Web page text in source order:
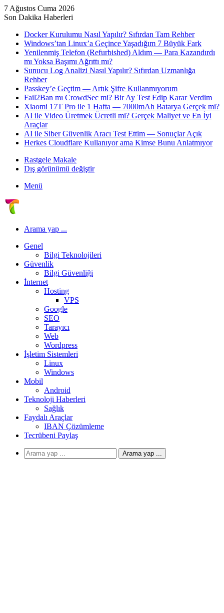
7 Ağustos Cuma 2026
Son Dakika Haberleri
Docker Kurulumu Nasıl Yapılır? Sıfırdan Tam Rehber
Windows’tan Linux’a Geçince Yaşadığım 7 Büyük Fark
Yenilenmiş Telefon (Refurbished) Aldım — Para Kazandırdı
mı Yoksa Başımı Ağrıttı mı?
Sunucu Log Analizi Nasıl Yapılır? Sıfırdan Uzmanlığa
Rehber
Passkey’e Geçtim — Artık Şifre Kullanmıyorum
Fail2Ban mı CrowdSec mi? Bir Ay Test Edip Karar Verdim
Xiaomi 17T Pro ile 1 Hafta — 7000mAh Batarya Gerçek mi?
AI ile Video Üretmek Ücretli mi? Gerçek Maliyet ve En İyi
Araçlar
AI ile Siber Güvenlik Aracı Test Ettim — Sonuçlar Açık
Herkes Cloudflare Kullanıyor ama Kimse Bunu Anlatmıyor
Rastgele Makale
Dış görünümü değiştir
Menü
Arama yap ...
Genel
Bilgi Teknolojileri
Güvenlik
Bilgi Güvenliği
İnternet
Hosting
VPS
Google
SEO
Tarayıcı
Web
Wordpress
İşletim Sistemleri
Linux
Windows
Mobil
Android
Teknoloji Haberleri
Sağlık
Faydalı Araçlar
IBAN Çözümleme
Tecrübeni Paylaş
Arama yap ...